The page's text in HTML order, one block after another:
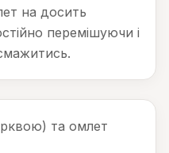
на досить
перемішуючи і
та омлет